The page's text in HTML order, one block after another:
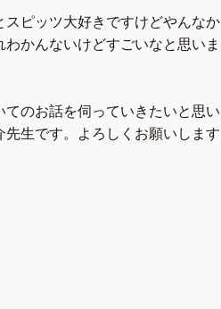
ピッツ大好きですけどやん
かんないけどすごいなと思い
のお話を伺っていきたいと
生です。よろしくお願いします